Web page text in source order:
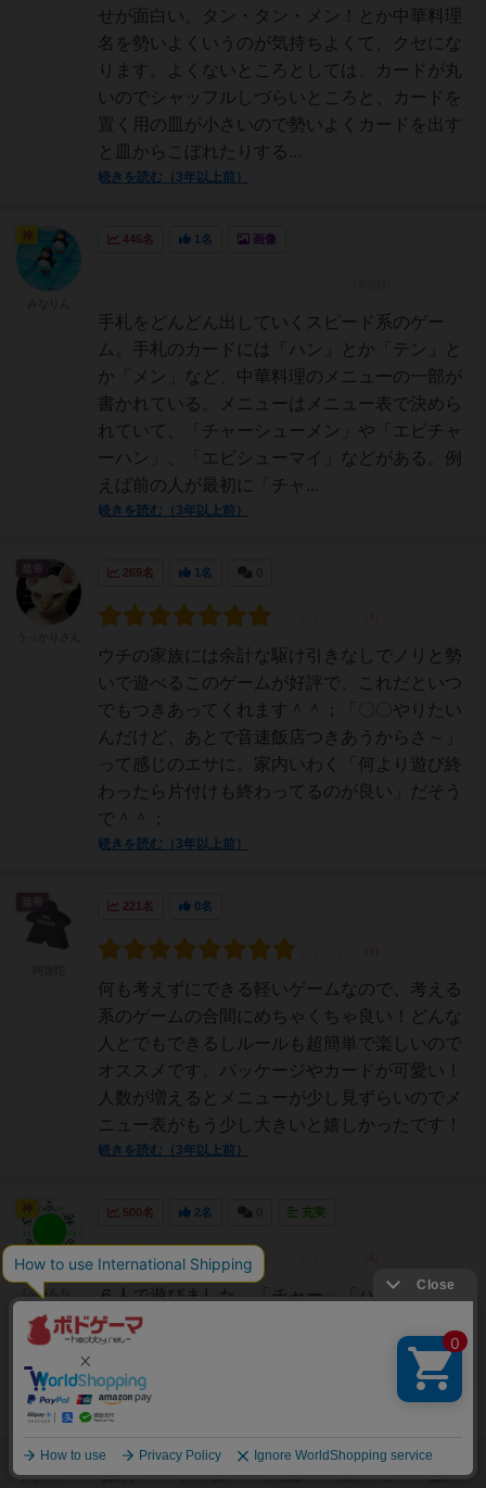
せが面白い。タン・タン・メン！とか中華料理
名を勢いよくいうのが気持ちよくて、クセにな
ります。よくないところとしては、カードが丸
いのでシャッフルしづらいところと、カードを
置く用の皿が小さいので勢いよくカードを出す
と皿からこぼれたりする...
続きを読む（3年以上前）
446名 1名 画像
手札をどんどん出していくスピード系のゲー
ム。手札のカードには「ハン」とか「テン」と
か「メン」など、中華料理のメニューの一部が
書かれている。メニューはメニュー表で決めら
れていて、「チャーシューメン」や「エビチャ
ーハン」、「エビシューマイ」などがある。例
えば前の人が最初に「チャ...
続きを読む（3年以上前）
269名 1名
ウチの家族には余計な駆け引きなしでノリと勢
いで遊べるこのゲームが好評で、これだといつ
でもつきあってくれます＾＾；「〇〇やりたい
んだけど、あとで音速飯店つきあうからさ～」
って感じのエサに。家内いわく「何より遊び終
わったら片付けも終わってるのが良い」だそう
で＾＾；
続きを読む（3年以上前）
皇帝
221名 0名
何も考えずにできる軽いゲームなので、考える
系のゲームの合間にめちゃくちゃ良い！どんな
人とでもできるしルールも超簡単で楽しいので
オススメです。パッケージやカードが可愛い！
人数が増えるとメニューが少し見ずらいのでメ
ニュー表がもう少し大きいと嬉しかったです！
続きを読む（3年以上前）
500名 2名 充実
６人で遊びました。「チャー」「ハン」「タ
ン」「メン」「シュー」「マイ」「テン」「シ
ン」が描かれた丸型の具材カードを各プレイヤ
ーに配ります。ルールとしては、手札に描かれ
た単語を掛け声と共に箱の中へ出し、メニュー
していった人が「あがり！...
続きを読む（4年弱前）
（ふみんち